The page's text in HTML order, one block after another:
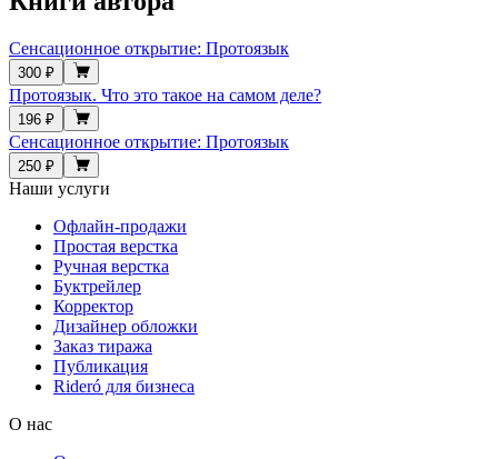
Сенсационное открытие: Протоязык
300 ₽
Протоязык. Что это такое на самом деле?
196 ₽
Сенсационное открытие: Протоязык
250 ₽
Наши услуги
Офлайн-продажи
Простая верстка
Ручная верстка
Буктрейлер
Корректор
Дизайнер обложки
Заказ тиража
Публикация
Rideró для бизнеса
О нас